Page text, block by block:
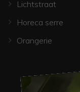
Lichtstraat
Horeca serre
Orangerie